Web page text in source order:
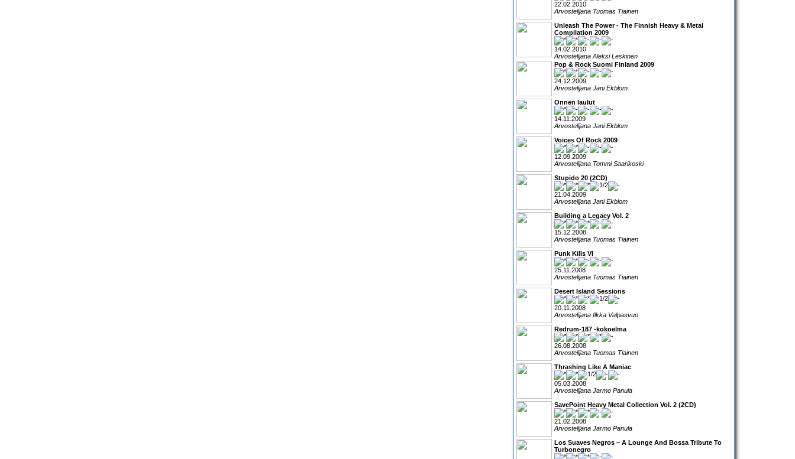
22.02.2010
Arvostelijana Tuomas Tiainen
Unleash The Power - The Finnish Heavy & Metal
Compilation 2009
14.02.2010
Arvostelijana Aleksi Leskinen
Pop & Rock Suomi Finland 2009
24.12.2009
Arvostelijana Jani Ekblom
Onnen laulut
14.11.2009
Arvostelijana Jani Ekblom
Voices Of Rock 2009
12.09.2009
Arvostelijana Tommi Saarikoski
Stupido 20 (2CD)
21.04.2009
Arvostelijana Jani Ekblom
Building a Legacy Vol. 2
15.12.2008
Arvostelijana Tuomas Tiainen
Punk Kills VI
25.11.2008
Arvostelijana Tuomas Tiainen
Desert Island Sessions
20.11.2008
Arvostelijana Ilkka Valpasvuo
Redrum-187 -kokoelma
26.08.2008
Arvostelijana Tuomas Tiainen
Thrashing Like A Maniac
05.03.2008
Arvostelijana Jarmo Panula
SavePoint Heavy Metal Collection Vol. 2 (2CD)
21.02.2008
Arvostelijana Jarmo Panula
Los Suaves Negros – A Lounge And Bossa Tribute To
Turbonegro